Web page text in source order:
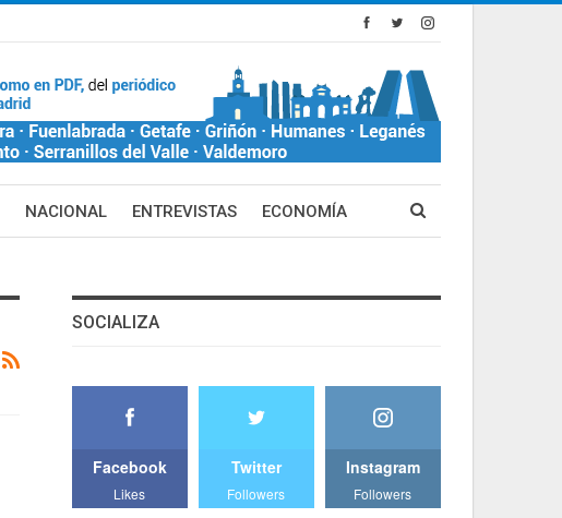
NACIONAL ENTREVISTAS ECONOMÍA
SOCIALIZA
Facebook
Likes
Twitter
Followers
Instagram
Followers